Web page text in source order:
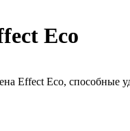
Eco
Effect Eco, способные